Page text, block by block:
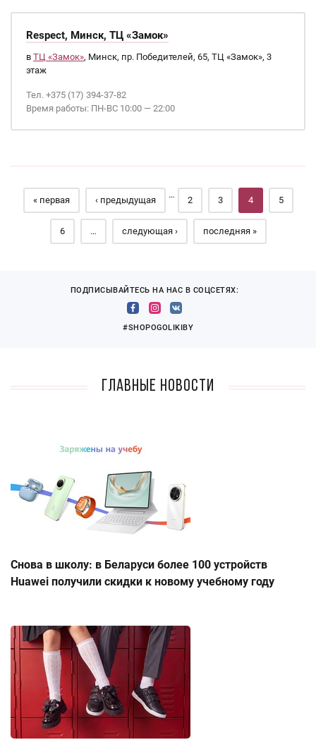
Respect, Минск, ТЦ «Замок»
в ТЦ «Замок», Минск, пр. Победителей, 65, ТЦ «Замок», 3
этаж
Тел. +375 (17) 394-37-82
Время работы: ПН-ВС 10:00 — 22:00
Страницы
« первая ‹ предыдущая
…
2 3 4 5
6 … следующая › последняя »
ПОДПИСЫВАЙТЕСЬ НА НАС В СОЦСЕТЯХ:
#SHOPOGOLIKIBY
Главные новости
Снова в школу: в Беларуси более 100 устройств
Huawei получили скидки к новому учебному году